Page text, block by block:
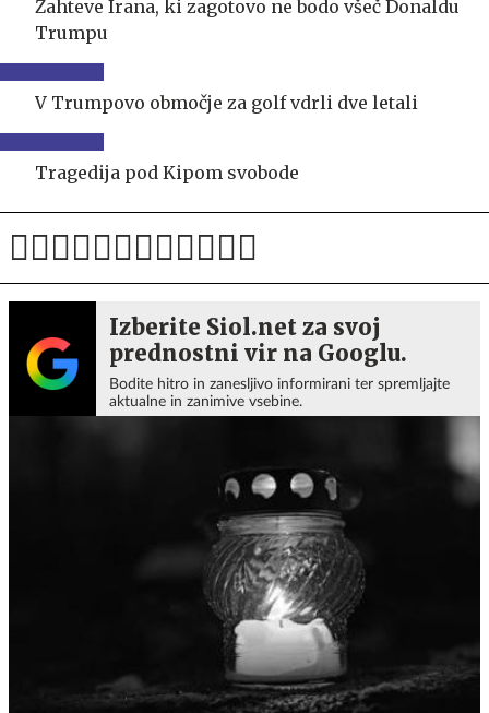
Zahteve Irana, ki zagotovo ne bodo všeč Donaldu
Trumpu
V Trumpovo območje za golf vdrli dve letali
Tragedija pod Kipom svobode
Izberite Siol.net za svoj
prednostni vir na Googlu.
Bodite hitro in zanesljivo informirani ter spremljajte
aktualne in zanimive vsebine.